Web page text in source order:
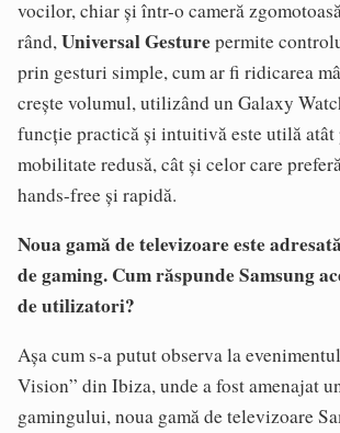
vocilor, chiar și într-o cameră
rând,Universal Gesturepermite
prin gesturi simple, cum ar fi ridicarea
crește volumul, utilizând un Galaxy
funcție practică și intuitivă este utilă atât
mobilitate redusă, cât și celor care
hands-free și rapidă.
Noua gamă de televizoare este
de gaming. Cum răspunde Samsung
de utilizatori?
Așa cum s-a putut observa la
Vision” din Ibiza, unde a fost amenajat
gamingului, noua gamă de televizoare